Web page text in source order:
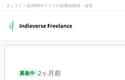
オンライン薬局Webアプリの新機能開発・改善
募集中 2ヶ月前